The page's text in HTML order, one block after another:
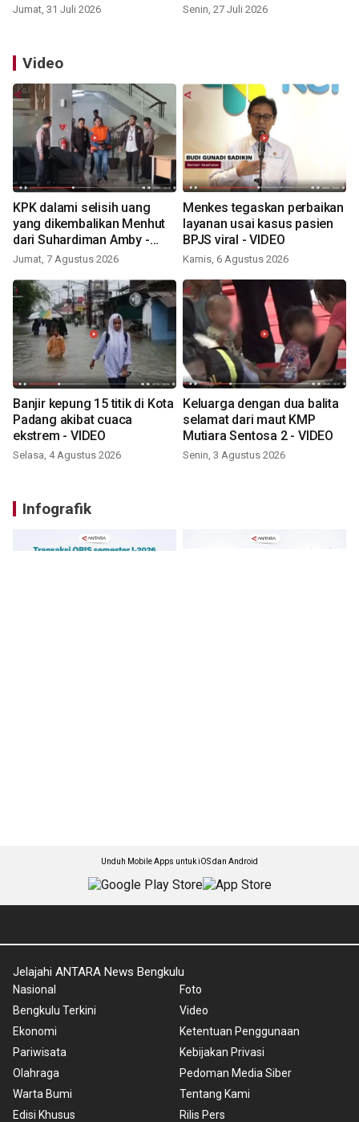
Jumat, 31 Juli 2026 Senin, 27 Juli 2026
Video
KPK dalami selisih uang
yang dikembalikan Menhut
dari Suhardiman Amby -
VIDEO
Jumat, 7 Agustus 2026
Menkes tegaskan perbaikan
layanan usai kasus pasien
BPJS viral - VIDEO
Kamis, 6 Agustus 2026
Banjir kepung 15 titik di Kota
Padang akibat cuaca
ekstrem - VIDEO
Selasa, 4 Agustus 2026
Keluarga dengan dua balita
selamat dari maut KMP
Mutiara Sentosa 2 - VIDEO
Senin, 3 Agustus 2026
Infografik
Unduh Mobile Apps untuk iOS dan Android
Jelajahi ANTARA News Bengkulu
Nasional
Bengkulu Terkini
Ekonomi
Pariwisata
Olahraga
Warta Bumi
Edisi Khusus
Foto
Video
Ketentuan Penggunaan
Kebijakan Privasi
Pedoman Media Siber
Tentang Kami
Rilis Pers